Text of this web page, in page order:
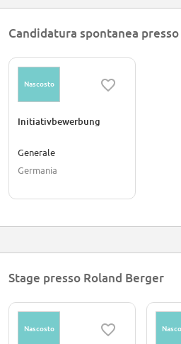
revenue of $1.2 billion.
Candidatura spontanea
Nascosto
Initiativbewerbung
Generale
Germania
Stage presso Roland Berger
Nascosto